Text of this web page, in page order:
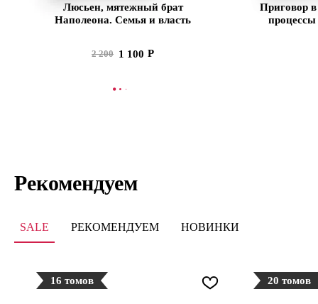
Люсьен, мятежный брат
Наполеона. Семья и власть
2 200 1 100
В КОРЗИНУ
Приговор
процессы
Рекомендуем
SALE РЕКОМЕНДУЕМ НОВИНКИ
16 томов 20 томов